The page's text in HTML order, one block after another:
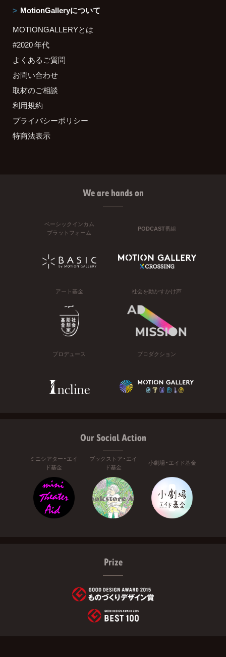
MotionGalleryについて
MOTIONGALLERYとは
#2020 年代
よくあるご質問
お問い合わせ
取材のご相談
利用規約
プライバシーポリシー
特商法表示
We are hands on
ベーシックインカム
プラットフォーム
PODCAST番組
アート基金 社会を動かすかけ声
プロデュース プロダクション
Our Social Action
ミニシアター・エイ
ド基金
ブックストア・エイ
ド基金
小劇場・エイド基金
Prize